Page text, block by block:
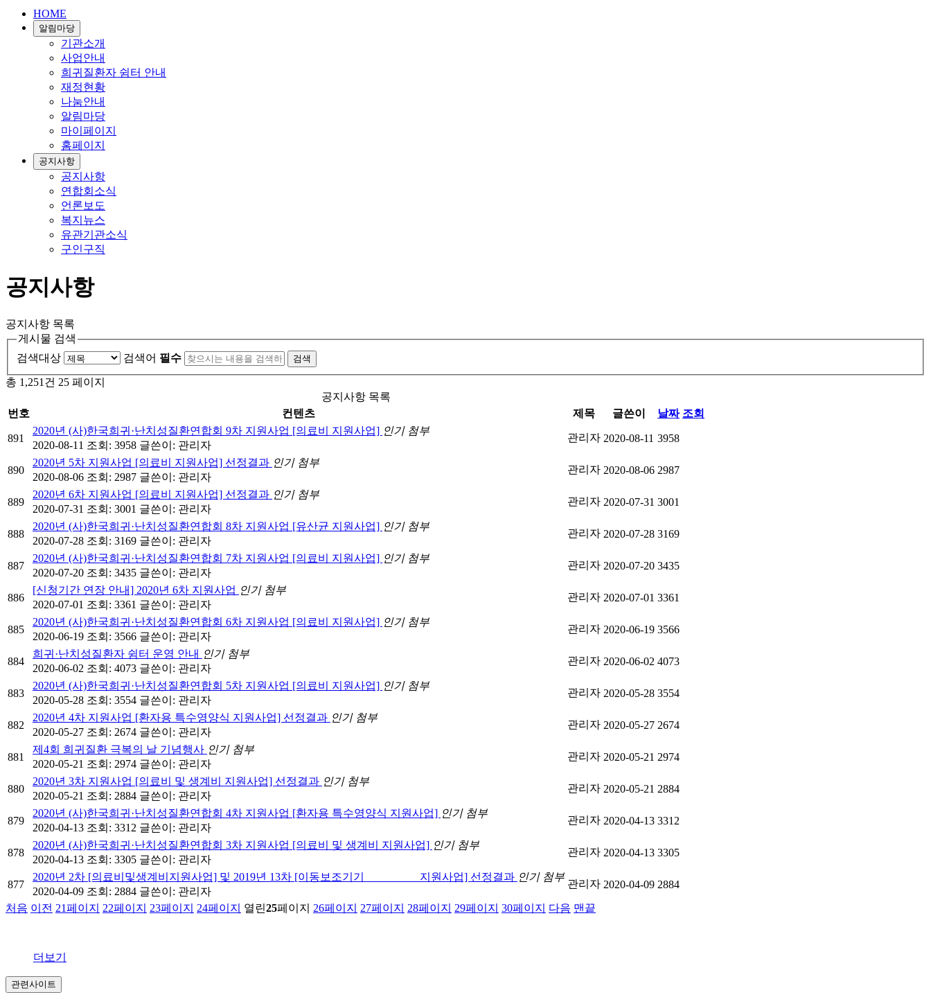
HOME
알림마당
기관소개
사업안내
희귀질환자 쉼터 안내
재정현황
나눔안내
알림마당
마이페이지
홈페이지
공지사항
공지사항
연합회소식
언론보도
복지뉴스
유관기관소식
구인구직
공지사항
공지사항 목록
게시물 검색
검색대상
검색어 필수
총 1,251건 25 페이지
공지사항 목록
번호
컨텐츠 제목 글쓴이 날짜 조회
891
2020년 (사)한국희귀·난치성질환연합회 9차 지원사업 [의료비 지원사업] 인기 첨부
2020-08-11 조회: 3958 글쓴이: 관리자
관리자 2020-08-11 3958
890
2020년 5차 지원사업 [의료비 지원사업] 선정결과 인기 첨부
2020-08-06 조회: 2987 글쓴이: 관리자
관리자 2020-08-06 2987
889
2020년 6차 지원사업 [의료비 지원사업] 선정결과 인기 첨부
2020-07-31 조회: 3001 글쓴이: 관리자
관리자 2020-07-31 3001
888
2020년 (사)한국희귀·난치성질환연합회 8차 지원사업 [유산균 지원사업] 인기 첨부
2020-07-28 조회: 3169 글쓴이: 관리자
관리자 2020-07-28 3169
887
2020년 (사)한국희귀·난치성질환연합회 7차 지원사업 [의료비 지원사업] 인기 첨부
2020-07-20 조회: 3435 글쓴이: 관리자
관리자 2020-07-20 3435
886
[신청기간 연장 안내] 2020년 6차 지원사업 인기 첨부
2020-07-01 조회: 3361 글쓴이: 관리자
관리자 2020-07-01 3361
885
2020년 (사)한국희귀·난치성질환연합회 6차 지원사업 [의료비 지원사업] 인기 첨부
2020-06-19 조회: 3566 글쓴이: 관리자
관리자 2020-06-19 3566
884
희귀·난치성질환자 쉼터 운영 안내 인기 첨부
2020-06-02 조회: 4073 글쓴이: 관리자
관리자 2020-06-02 4073
883
2020년 (사)한국희귀·난치성질환연합회 5차 지원사업 [의료비 지원사업] 인기 첨부
2020-05-28 조회: 3554 글쓴이: 관리자
관리자 2020-05-28 3554
882
2020년 4차 지원사업 [환자용 특수영양식 지원사업] 선정결과 인기 첨부
2020-05-27 조회: 2674 글쓴이: 관리자
관리자 2020-05-27 2674
881
제4회 희귀질환 극복의 날 기념행사 인기 첨부
2020-05-21 조회: 2974 글쓴이: 관리자
관리자 2020-05-21 2974
880
2020년 3차 지원사업 [의료비 및 생계비 지원사업] 선정결과 인기 첨부
2020-05-21 조회: 2884 글쓴이: 관리자
관리자 2020-05-21 2884
879
2020년 (사)한국희귀·난치성질환연합회 4차 지원사업 [환자용 특수영양식 지원사업] 인기 첨부
2020-04-13 조회: 3312 글쓴이: 관리자
관리자 2020-04-13 3312
878
2020년 (사)한국희귀·난치성질환연합회 3차 지원사업 [의료비 및 생계비 지원사업] 인기 첨부
2020-04-13 조회: 3305 글쓴이: 관리자
관리자 2020-04-13 3305
877
2020년 2차 [의료비및생계비지원사업] 및 2019년 13차 [이동보조기기 지원사업] 선정결과 인기 첨부
2020-04-09 조회: 2884 글쓴이: 관리자
관리자 2020-04-09 2884
처음 이전 21페이지 22페이지 23페이지 24페이지 열린25페이지 26페이지 27페이지 28페이지 29페이지 30페이지 다음 맨끝
더보기
관련사이트